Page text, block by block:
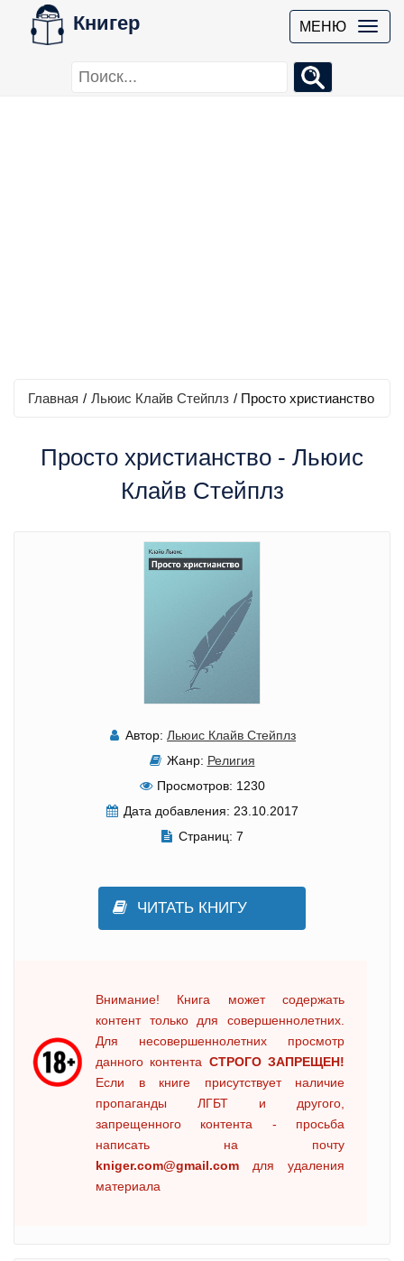
Книгер МЕНЮ
Главная / Льюис Клайв Стейплз / Просто христианство
Просто христианство - Льюис
Клайв Стейплз
Автор: Льюис Клайв Стейплз
Жанр: Религия
Просмотров: 1230
Дата добавления: 23.10.2017
Страниц: 7
ЧИТАТЬ КНИГУ
Внимание! Книга может содержать
контент только для совершеннолетних.
Для несовершеннолетних просмотр
данного контента СТРОГО ЗАПРЕЩЕН!
Если в книге присутствует наличие
пропаганды ЛГБТ и другого,
запрещенного контента - просьба
написать на почту
kniger.com@gmail.com для удаления
материала